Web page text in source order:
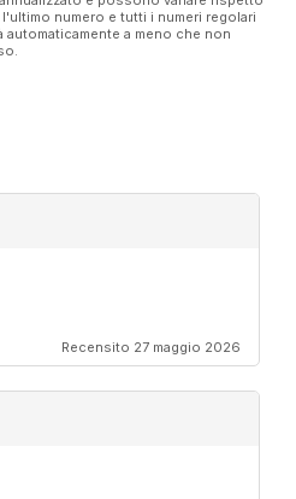
numero e tutti i numeri regolari
a meno che non
Recensito 27 maggio 2026